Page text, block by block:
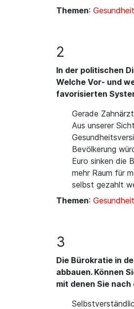
Themen:
2
In der politischen
Welche Vor- und
favorisierten
Gerade
Aus unserer
Bevölkerung
Euro sinken die
mehr Raum für
selbst gezahlt
Themen:
3
Die Bürokratie in
abbauen. Können
mit denen Sie